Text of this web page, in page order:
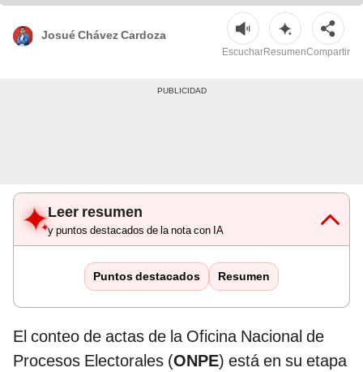
Josué Chávez Cardoza
EscucharResumenCompartir
Leer resumen
y puntos destacados de la nota con IA
Puntos destacados Resumen
El conteo de actas de la Oficina Nacional de
Procesos Electorales (ONPE) está en su etapa